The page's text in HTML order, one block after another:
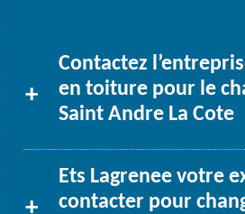
Contactez
en toiture pour le
Saint Andre La Cote
Ets Lagrenee votre
contacter pour